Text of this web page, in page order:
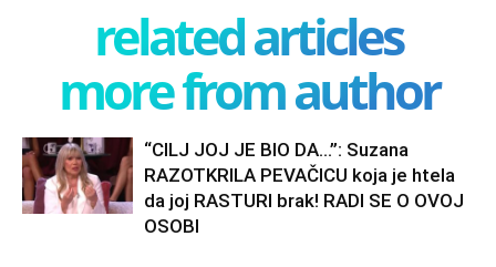
related articles
more from author
“CILJ JOJ JE BIO DA…”: Suzana
RAZOTKRILA PEVAČICU koja je htela
da joj RASTURI brak! RADI SE O OVOJ
OSOBI